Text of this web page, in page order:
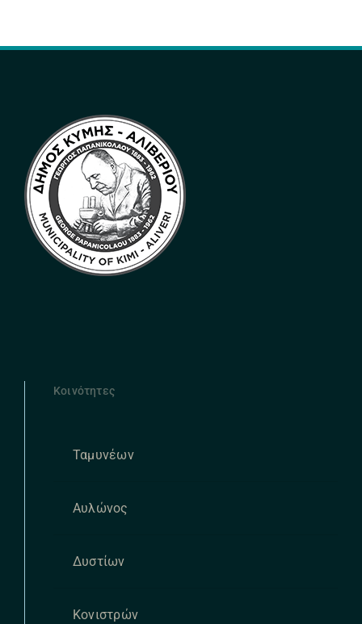
Κοινότητες
Ταμυνέων
Αυλώνος
Δυστίων
Κονιστρών